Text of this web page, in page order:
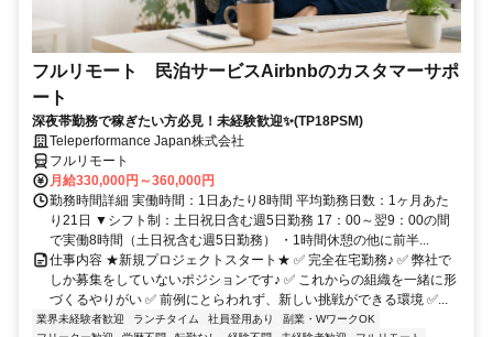
フルリモート 民泊サービスAirbnbのカスタマーサポ
ート
深夜帯勤務で稼ぎたい方必見！未経験歓迎✨(TP18PSM)
Teleperformance Japan株式会社
フルリモート
月給330,000円～360,000円
勤務時間詳細 実働時間：1日あたり8時間 平均勤務日数：1ヶ月あた
り21日 ▼シフト制：土日祝日含む週5日勤務 17：00～翌9：00の間
で実働8時間（土日祝含む週5日勤務） ・1時間休憩の他に前半...
仕事内容 ★新規プロジェクトスタート★ ✅ 完全在宅勤務♪ ✅ 弊社で
しか募集をしていないポジションです♪ ✅ これからの組織を一緒に形
づくるやりがい ✅ 前例にとらわれず、新しい挑戦ができる環境 ✅...
業界未経験者歓迎 ランチタイム 社員登用あり
副業・WワークOK